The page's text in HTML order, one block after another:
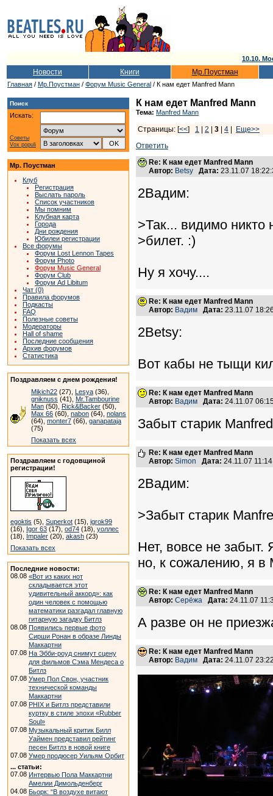
10.10.
Новости Книги Мр.Поустман
Главная / Мр.Поустман / Форум Music General / К нам едет Manfred Mann
Поиск
Искать:
Советы
Vox populi
Мр. Поустман
Клуб
Регистрация
Выслать пароль
Список участников
Мы помним
Клубная карта
Города
Дни рождения
Юбилеи регистрации
Все форумы
Форум Lost Lennon Tapes
Форум Photo
Форум Music General
Форум Club
Форум Ad Libitum
Чат (0)
Правила форумов
Подкасты
FAQ
Полезные советы
Модераторы
Hall of shame
Последние сообщения
Архив форумов
Статистика
Поздравляем с днем рождения!
Mikich22 (27), Lesya (36),
gniknuss (41), Mr.Tambourine
Man (50), Rick&Backer (50),
Max 66 (60), nabon (64), nolans
(64), monter7 (66), ganapataja
(75)
Показать всех
Поздравляем с годовщиной
регистрации!
egoktis (5), Superkot (15), igrok99
(16), Igor 63 (17), od74 (18), уоллес
(18), Impaler (20), akash (23)
Показать всех
Последние новости:
08.08 «Вот из каких нот
складывается этот
удивительный аккорд»: как
один человек с помощью
математики разгадал главную
гитарную загадку Битлз
08.08 Появились первые фото
Сирши Ронан в образе Линды
Маккартни
07.08 На Эбби-роуд снимут сцену
для фильмов Сэма Мендеса о
Битлз
07.08 Умер Пол Свон, участник
технической команды
Маккартни
07.08 PHIX и Битлз представили
куртку в стиле эпохи «Rubber
Soul»
07.08 Музыкальный критик Билл
Уаймен представил рейтинг
песен Битлз в новой книге
07.08 Умер продюсер Уильям Орбит
... статьи:
07.08 Интервью Пола Маккартни
Амелии Димольденберг
04.08 Бьорк: “В воздухе витают
К нам едет Manfred Mann
Тема: Manfred Mann
Страницы: [<<] 1 2 3 4
Еще>>
Ответить
Re: К нам едет Manfred Mann
Автор: Betsy Дата: 23.11.07
2Вадим:
>Так... видимо никто
>билет. :)
Ну я хочу....
Re: К нам едет Manfred Mann
Автор: Вадим Дата: 23.11.07
2Betsy:
Вот кабы не тыщи
Re: К нам едет Manfred Mann
Автор: Вадим Дата: 24.11.07
Забыт старик
Re: К нам едет Manfred Mann
Автор: Simon Дата: 24.11.07
2Вадим:
>Забыт старик
Нет, вовсе не забыт.
но, к сожалению, я в
Re: К нам едет Manfred Mann
Автор: Серёжа Дата: 24.11.07
А разве он не
Re: К нам едет Manfred Mann
Автор: Вадим Дата: 24.11.07